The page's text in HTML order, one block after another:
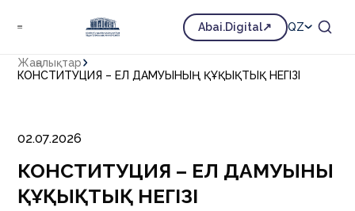
Abai.Digital QZ
Жаңалықтар
КОНСТИТУЦИЯ – ЕЛ ДАМУЫНЫҢ ҚҰҚЫҚТЫҚ НЕГІЗІ
02.07.2026
КОНСТИТУЦИЯ – ЕЛ ДАМУЫНЫҢ
ҚҰҚЫҚТЫҚ НЕГІЗІ